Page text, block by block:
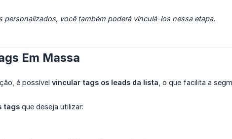
personalizados, você também poderá vinculá-los nessa etapa.
Em Massa
é possível vincular tags os leads da lista , o que facilita a
tags que deseja utilizar: